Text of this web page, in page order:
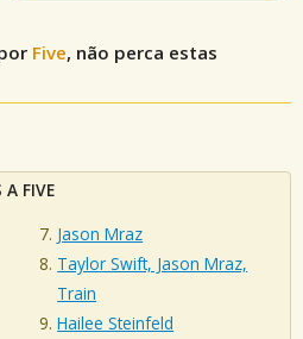
Five, não perca estas
A FIVE
Jason Mraz
Taylor Swift, Jason Mraz,
Train
Hailee Steinfeld